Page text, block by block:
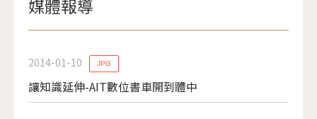
媒體報導
2014-01-10
讓知識延伸-AIT數位書車開到體中
JPG